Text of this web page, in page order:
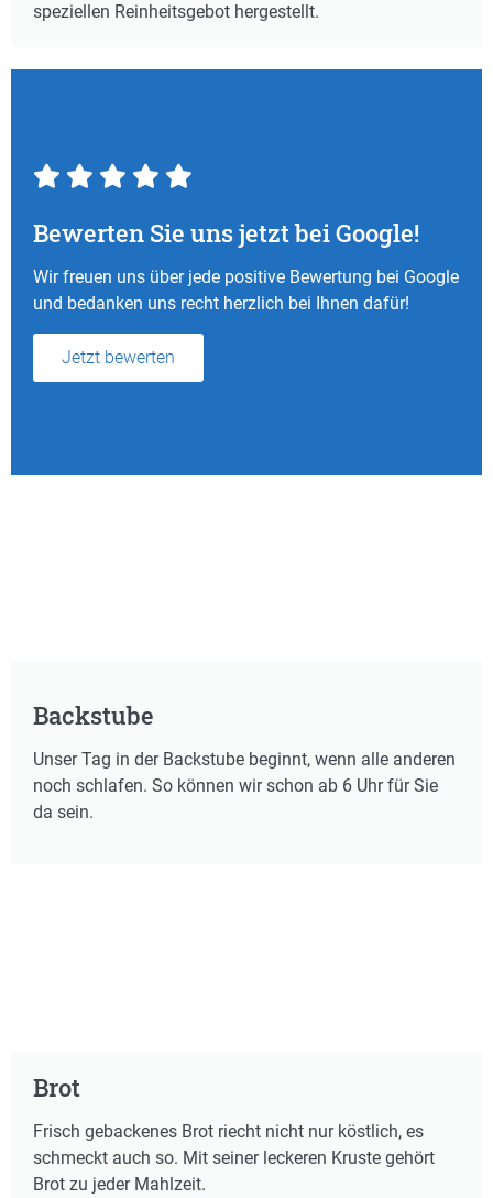
speziellen Reinheitsgebot hergestellt.
Bewerten Sie uns jetzt bei Google!
Wir freuen uns über jede positive Bewertung bei Google
und bedanken uns recht herzlich bei Ihnen dafür!
Jetzt bewerten
Backstube
Unser Tag in der Backstube beginnt, wenn alle anderen
noch schlafen. So können wir schon ab 6 Uhr für Sie
da sein.
Brot
Frisch gebackenes Brot riecht nicht nur köstlich, es
schmeckt auch so. Mit seiner leckeren Kruste gehört
Brot zu jeder Mahlzeit.